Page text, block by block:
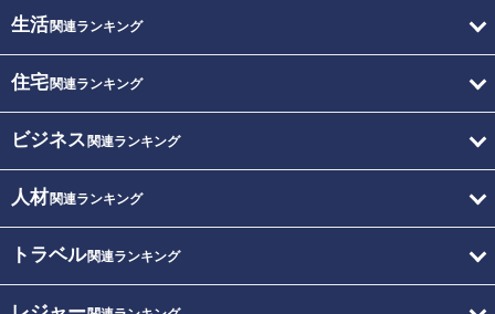
生活関連ランキング
住宅関連ランキング
ビジネス 関連ランキング
人材関連ランキング
トラベル関連ランキング